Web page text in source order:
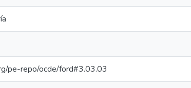
pe-repo/ocde/ford#3.03.03